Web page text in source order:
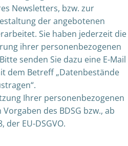
Newsletters, bzw. zur
der angebotenen
Sie haben jederzeit die
ihrer personenbezogenen
senden Sie dazu eine E-Mail
dem Betreff „Datenbestände
Ihrer personenbezogenen
des BDSG bzw., ab
der EU-DSGVO.